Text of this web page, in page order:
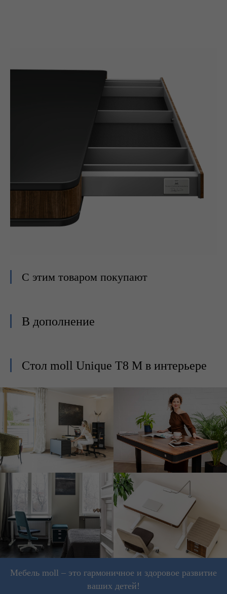
С этим товаром покупают
В дополнение
Стол moll Unique T8 M в интерьере
Мебель moll – это гармоничное и здоровое развитие
ваших детей!